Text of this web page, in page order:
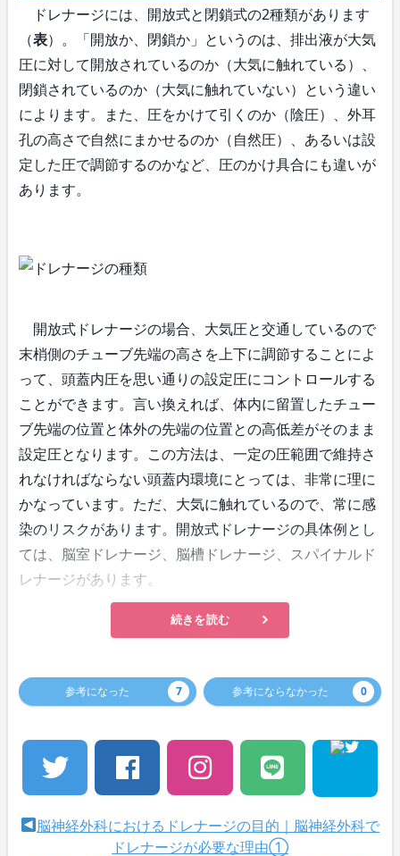
ドレナージには、開放式と閉鎖式の2種類があります
（表）。「開放か、閉鎖か」というのは、排出液が大気
圧に対して開放されているのか（大気に触れている）、
閉鎖されているのか（大気に触れていない）という違い
によります。また、圧をかけて引くのか（陰圧）、外耳
孔の高さで自然にまかせるのか（自然圧）、あるいは設
定した圧で調節するのかなど、圧のかけ具合にも違いが
あります。
開放式ドレナージの場合、大気圧と交通しているので
末梢側のチューブ先端の高さを上下に調節することによ
って、頭蓋内圧を思い通りの設定圧にコントロールする
ことができます。言い換えれば、体内に留置したチュー
ブ先端の位置と体外の先端の位置との高低差がそのまま
設定圧となります。この方法は、一定の圧範囲で維持さ
れなければならない頭蓋内環境にとっては、非常に理に
かなっています。ただ、大気に触れているので、常に感
染のリスクがあります。開放式ドレナージの具体例とし
ては、脳室ドレナージ、脳槽ドレナージ、スパイナルド
レナージがあります。
続きを読む
参考になった 7 参考にならなかった 0
脳神経外科におけるドレナージの目的｜脳神経外科で
ドレナージが必要な理由①